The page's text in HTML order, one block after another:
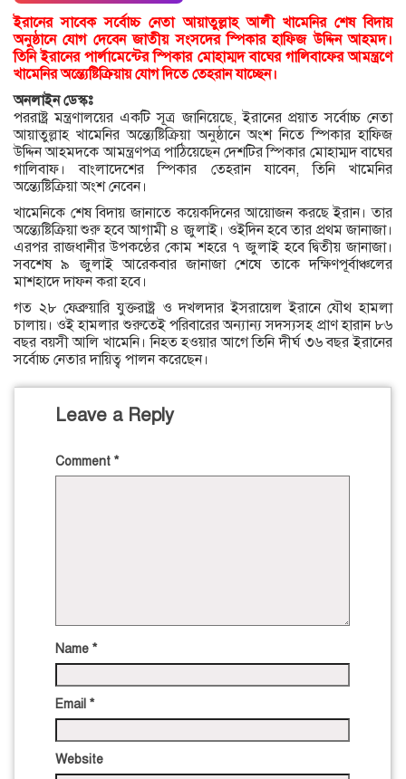
ইরানের সাবেক সর্বোচ্চ নেতা আয়াতুল্লাহ আলী খামেনির শেষ বিদায়
অনুষ্ঠানে যোগ দেবেন জাতীয় সংসদের স্পিকার হাফিজ উদ্দিন আহমদ।
তিনি ইরানের পার্লামেন্টের স্পিকার মোহাম্মদ বাঘের গালিবাফের আমন্ত্রণে
খামেনির অন্ত্যেষ্টিক্রিয়ায় যোগ দিতে তেহরান যাচ্ছেন।
অনলাইন ডেস্কঃ
পররাষ্ট্র মন্ত্রণালয়ের একটি সূত্র জানিয়েছে, ইরানের প্রয়াত সর্বোচ্চ নেতা
আয়াতুল্লাহ খামেনির অন্ত্যেষ্টিক্রিয়া অনুষ্ঠানে অংশ নিতে স্পিকার হাফিজ
উদ্দিন আহমদকে আমন্ত্রণপত্র পাঠিয়েছেন দেশটির স্পিকার মোহাম্মদ বাঘের
গালিবাফ। বাংলাদেশের স্পিকার তেহরান যাবেন, তিনি খামেনির
অন্ত্যেষ্টিক্রিয়া অংশ নেবেন।
খামেনিকে শেষ বিদায় জানাতে কয়েকদিনের আয়োজন করছে ইরান। তার
অন্ত্যেষ্টিক্রিয়া শুরু হবে আগামী ৪ জুলাই। ওইদিন হবে তার প্রথম জানাজা।
এরপর রাজধানীর উপকণ্ঠের কোম শহরে ৭ জুলাই হবে দ্বিতীয় জানাজা।
সবশেষ ৯ জুলাই আরেকবার জানাজা শেষে তাকে দক্ষিণপূর্বাঞ্চলের
মাশহাদে দাফন করা হবে।
গত ২৮ ফেব্রুয়ারি যুক্তরাষ্ট্র ও দখলদার ইসরায়েল ইরানে যৌথ হামলা
চালায়। ওই হামলার শুরুতেই পরিবারের অন্যান্য সদস্যসহ প্রাণ হারান ৮৬
বছর বয়সী আলি খামেনি। নিহত হওয়ার আগে তিনি দীর্ঘ ৩৬ বছর ইরানের
সর্বোচ্চ নেতার দায়িত্ব পালন করেছেন।
Leave a Reply
Comment *
Name *
Email *
Website